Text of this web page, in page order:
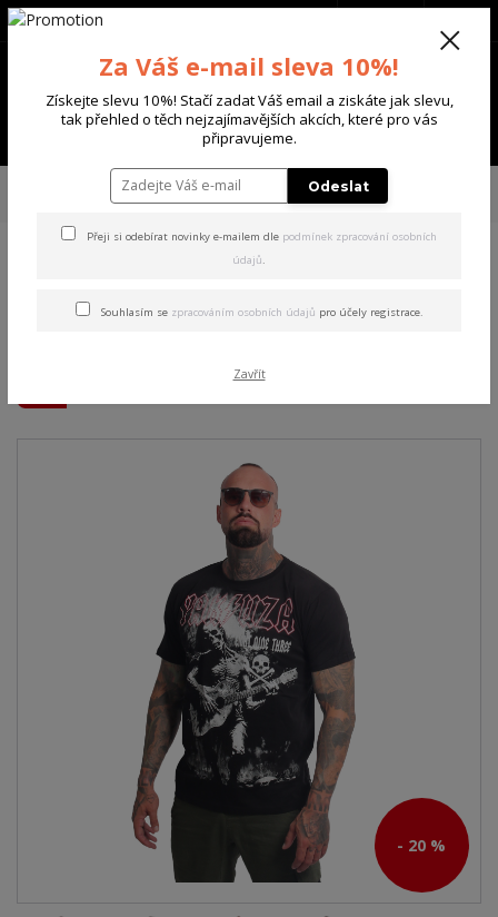
Menu
+420 702 136 620
TRIKA & TÍLKA
Yakuza pánské tričko Artist Acid Regular
T-Shirt black 3XL
Acid Regular T-Shirt black
- 20 %
Za Váš e-mail sleva 10%!
Získejte slevu 10%! Stačí zadat Váš email a ziskáte jak slevu,
tak přehled o těch nejzajímavějších akcích, které pro vás
připravujeme.
Odeslat
Přeji si odebírat novinky e-mailem dle podmínek zpracování osobních
údajů.
Souhlasím se zpracováním osobních údajů pro účely registrace.
Zavřít